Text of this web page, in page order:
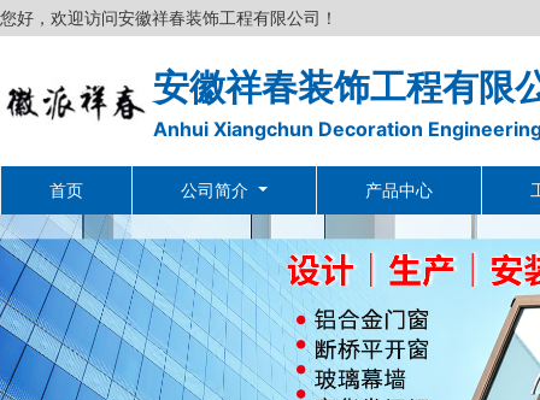
您好，欢迎访问安徽祥春装饰工程有限公司！
安徽祥春装饰工程有限
Anhui Xiangchun Decoration
首页 公司简介 产品中心